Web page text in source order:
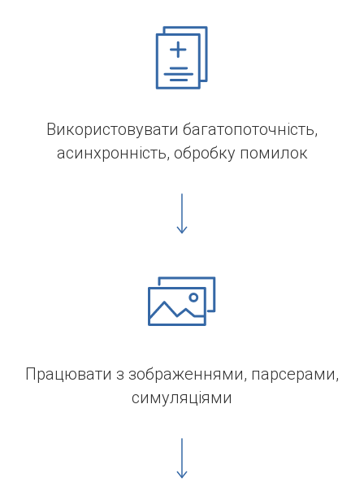
Використовувати багатопоточність,
асинхронність, обробку помилок
Працювати з зображеннями, парсерами,
симуляціями